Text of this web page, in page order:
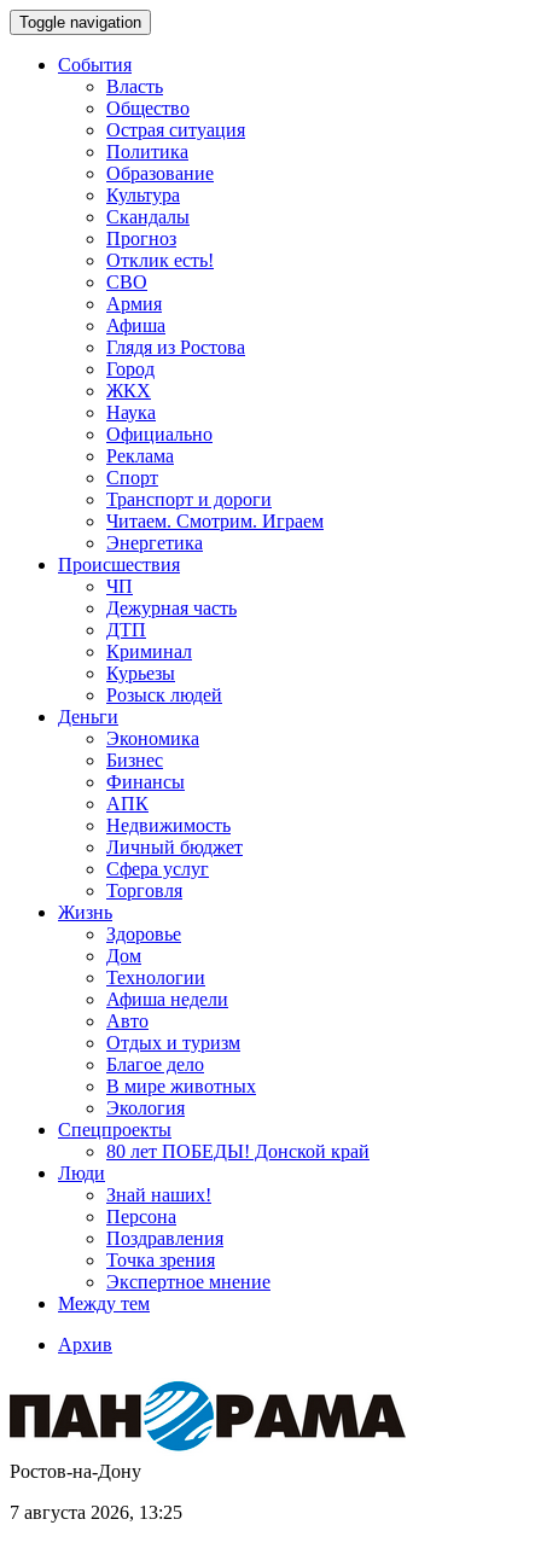
Toggle navigation
События
Власть
Общество
Острая ситуация
Политика
Образование
Культура
Скандалы
Прогноз
Отклик есть!
СВО
Армия
Афиша
Глядя из Ростова
Город
ЖКХ
Наука
Официально
Реклама
Спорт
Транспорт и дороги
Читаем. Смотрим. Играем
Энергетика
Происшествия
ЧП
Дежурная часть
ДТП
Криминал
Курьезы
Розыск людей
Деньги
Экономика
Бизнес
Финансы
АПК
Недвижимость
Личный бюджет
Сфера услуг
Торговля
Жизнь
Здоровье
Дом
Технологии
Афиша недели
Авто
Отдых и туризм
Благое дело
В мире животных
Экология
Спецпроекты
80 лет ПОБЕДЫ! Донской край
Люди
Знай наших!
Персона
Поздравления
Точка зрения
Экспертное мнение
Между тем
Архив
Ростов-на-Дону
7 августа 2026, 13:25